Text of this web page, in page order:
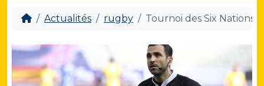
Actualités rugby Tournoi des Six Nations